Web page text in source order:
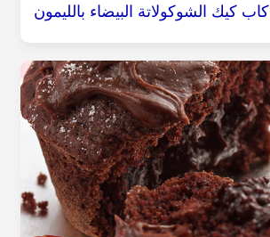
كاب كيك الشوكولاتة البيضاء بالليمون